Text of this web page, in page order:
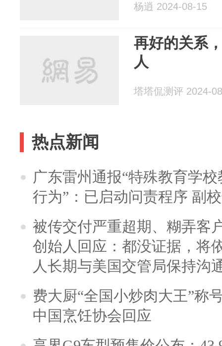
杨逍 2024-08-15
再好的关系
人
塔塔侃测评 2024-
热点新闻
广东雷州通报“特殊教育学
行为”：已启动问责程序 副
被传交付严重超期、糊弄客
创始人回应：都没证据，将
人长期与美国交管局保持沟
费大厨“全国小炒肉大王”称
中国烹饪协会回应